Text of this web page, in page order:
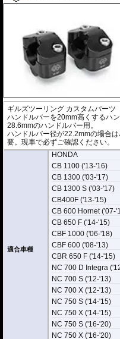
ギルズツーリング カスタムパーツ
ハンドルバーを20mm高くするハ
28.6mmのハンドルバー用。
ハンドルバー径が22.2mmの場合
要。現車で必ずご確認ください。
適合車種
HONDA
CB 1100 ('13-'16)
CB 1300 ('03-'17)
CB 1300 S ('03-'17)
CB400F ('13-'15)
CB 600 Hornet ('07-
CB 650 F ('14-'15)
CBF 1000 ('06-'18)
CBF 600 ('08-'13)
CBR 650 F ('14-'15)
NC 700 D Integra
NC 700 S ('12-'13)
NC 700 X ('12-'13)
NC 750 S ('14-'15)
NC 750 X ('14-'15)
NC 750 S ('16-'20)
NC 750 X ('16-'20)